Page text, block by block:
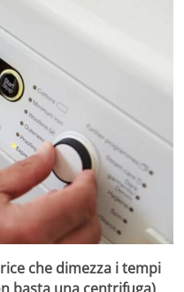
che dimezza i tempi